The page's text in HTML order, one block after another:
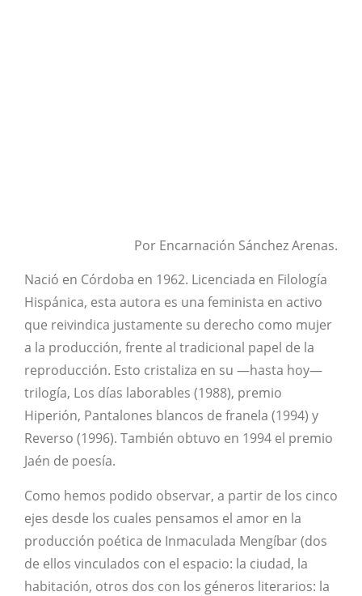
Por Encarnación Sánchez Arenas.
Nació en Córdoba en 1962. Licenciada en Filología
Hispánica, esta autora es una feminista en activo
que reivindica justamente su derecho como mujer
a la producción, frente al tradicional papel de la
reproducción. Esto cristaliza en su —hasta hoy—
trilogía, Los días laborables (1988), premio
Hiperión, Pantalones blancos de franela (1994) y
Reverso (1996). También obtuvo en 1994 el premio
Jaén de poesía.
Como hemos podido observar, a partir de los cinco
ejes desde los cuales pensamos el amor en la
producción poética de Inmaculada Mengíbar (dos
de ellos vinculados con el espacio: la ciudad, la
habitación, otros dos con los géneros literarios: la